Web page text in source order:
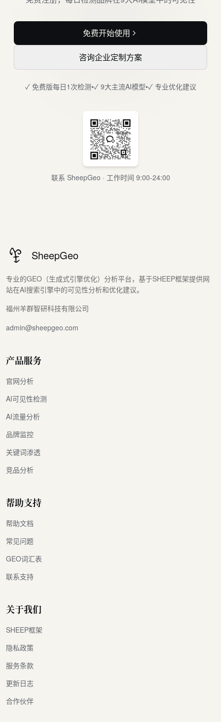
免费开始使用
咨询企业定制方案
✓ 免费版每日1次检测•✓ 9大主流AI模型•✓ 专业优化建议
联系 SheepGeo · 工作时间 9:00-24:00
SheepGeo
专业的GEO（生成式引擎优化）分析平台，基于SHEEP框架提供网
站在AI搜索引擎中的可见性分析和优化建议。
福州羊群智研科技有限公司
admin@sheepgeo.com
产品服务
官网分析
AI可见性检测
AI流量分析
品牌监控
关键词渗透
竞品分析
帮助支持
帮助文档
常见问题
GEO词汇表
联系支持
关于我们
SHEEP框架
隐私政策
服务条款
更新日志
合作伙伴